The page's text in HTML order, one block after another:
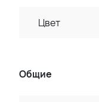
Цвет
Общие